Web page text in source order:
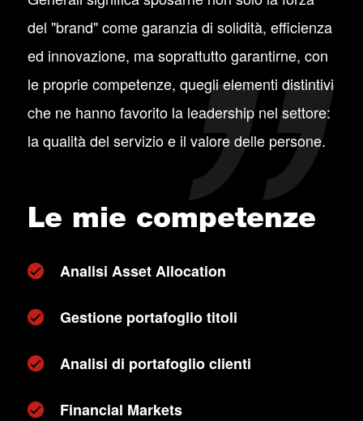
del "brand" come garanzia di solidità, efficienza
ed innovazione, ma soprattutto garantirne, con
le proprie competenze, quegli elementi distintivi
che ne hanno favorito la leadership nel settore:
la qualità del servizio e il valore delle persone.
Le mie competenze
Analisi Asset Allocation
Gestione portafoglio titoli
Analisi di portafoglio clienti
Financial Markets